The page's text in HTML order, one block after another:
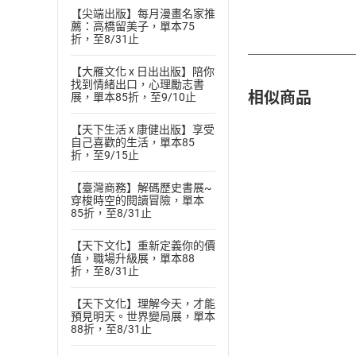
【尖端出版】每月漫畫名家推
薦：高橋留美子，單本75
折，至8/31止
【大雁文化 x 日出出版】陪你
找到情緒出口，心理勵志書
展，單本85折，至9/10止
【天下生活 x 康健出版】享受
自己喜歡的生活，單本85
折，至9/15止
【臺灣商務】解碼歷史書展~
穿梭時空的閱讀冒險，單本
85折，至8/31止
【天下文化】重新定義你的價
值，職場升級展，單本88
折，至8/31止
【天下文化】理解今天，才能
預見明天。世界變局展，單本
88折，至8/31止
相似商品